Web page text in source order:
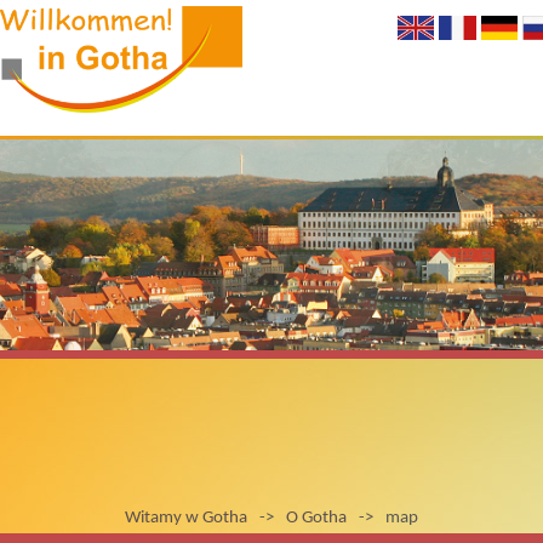
Witamy w Gotha -> O Gotha -> map